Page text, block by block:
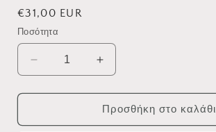
Κανονική
τιμή
€31,00 EUR
Ποσότητα
Μείωση
ποσότητας
για
ΧΑΡΤΟΘΗΚΗ
ΕΦΕΔΡΙΚΗ
Αύξηση
ποσότητας
για
ΧΑΡΤΟΘΗΚΗ
ΕΦΕΔΡΙΚΗ
Προσθήκη στο καλάθι